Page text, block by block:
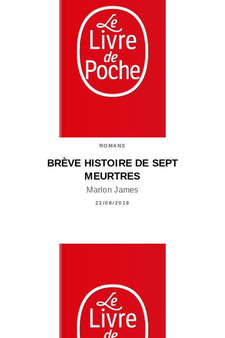
ROMANS
BRÈVE HISTOIRE DE SEPT
MEURTRES
Marlon James
22/08/2018